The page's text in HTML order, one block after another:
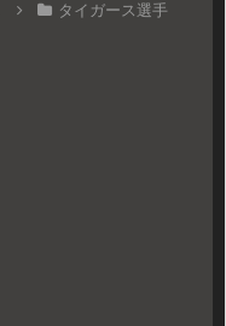
タイガース選手